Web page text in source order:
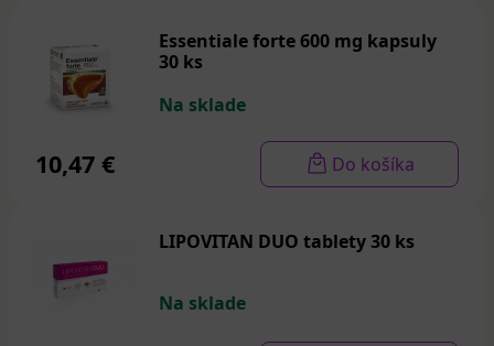
Essentiale forte 600 mg kapsuly
30 ks
Na sklade
10,47 € Do košíka
LIPOVITAN DUO tablety 30 ks
Na sklade